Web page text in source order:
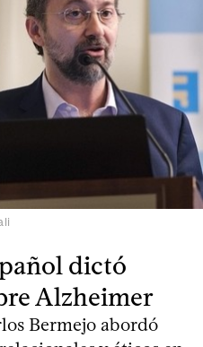
dictó
Alzheimer
Bermejo abordó